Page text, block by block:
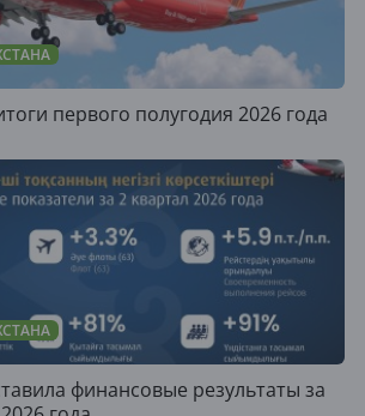
первого полугодия 2026 года
финансовые результаты за